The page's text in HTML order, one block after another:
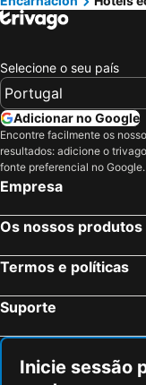
Savoy Hotel
Hotel Posadas
Alula Hotel
Milord Hotel
Terwindt Hotel
Bagu Urbano
Hotel Batista
Grand Crucero Posadas
Hotel Vanderloo
Selecione o seu país
Adicionar no Google
Encontre facilmente os
resultados: adicione o
fonte preferencial no Google.
Empresa
Os nossos produtos
Termos e políticas
Suporte
Inicie sessão